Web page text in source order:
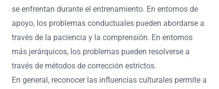
se enfrentan durante el entrenamiento. En entornos de
apoyo, los problemas conductuales pueden abordarse a
través de la paciencia y la comprensión. En entornos
más jerárquicos, los problemas pueden resolverse a
través de métodos de corrección estrictos.
En general, reconocer las influencias culturales permite a